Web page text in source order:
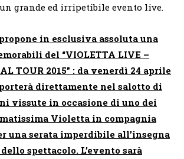
grande ed irripetibile evento live.
in esclusiva assoluta una
del “VIOLETTA LIVE –
TOUR 2015” : da venerdì 24 aprile
direttamente nel salotto di
vissute in occasione di uno dei
Violetta in compagnia
una serata imperdibile all’insegna
spettacolo. L’evento sarà